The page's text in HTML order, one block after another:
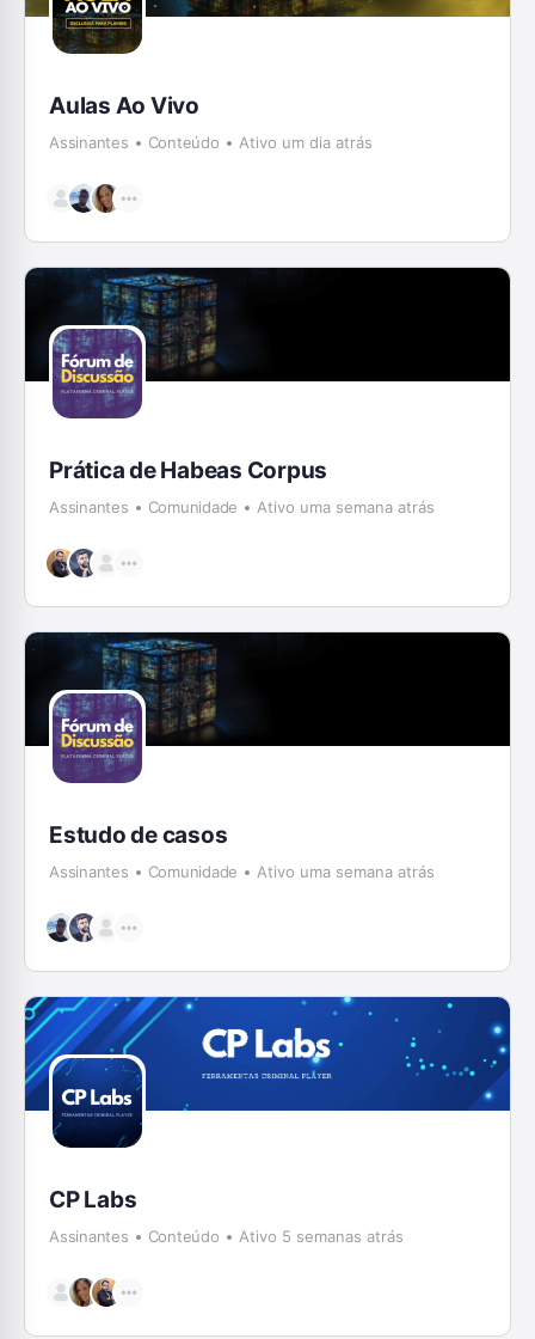
Aulas Ao Vivo
Assinantes Conteúdo Ativo um dia atrás
Prática de Habeas Corpus
Assinantes Comunidade Ativo uma semana atrás
Estudo de casos
Assinantes Comunidade Ativo uma semana atrás
CP Labs
Assinantes Conteúdo Ativo 5 semanas atrás